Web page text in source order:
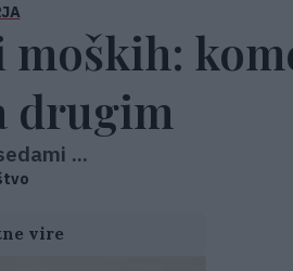
drugim
...
vire